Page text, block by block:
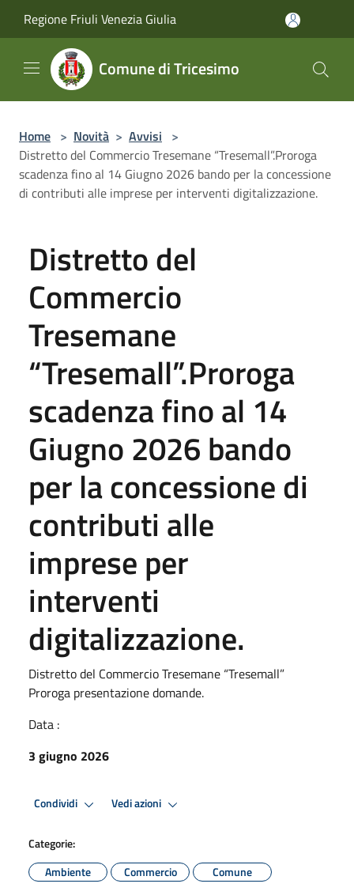
Regione Friuli Venezia Giulia
Comune di Tricesimo
Home > Novità > Avvisi >
Distretto del Commercio Tresemane “Tresemall”.Proroga
scadenza fino al 14 Giugno 2026 bando per la concessione
di contributi alle imprese per interventi digitalizzazione.
Distretto del
Commercio
Tresemane
“Tresemall”.Proroga
scadenza fino al 14
Giugno 2026 bando
per la concessione di
contributi alle
imprese per
interventi
digitalizzazione.
Distretto del Commercio Tresemane “Tresemall”
Proroga presentazione domande.
Data :
3 giugno 2026
Condividi Vedi azioni
Categorie:
Ambiente
Commercio Comune